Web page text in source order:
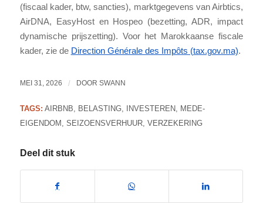
(fiscaal kader, btw, sancties), marktgegevens van Airbtics,
AirDNA, EasyHost en Hospeo (bezetting, ADR, impact
dynamische prijszetting). Voor het Marokkaanse fiscale
kader, zie de Direction Générale des Impôts (tax.gov.ma).
MEI 31, 2026 / DOOR SWANN
TAGS: AIRBNB BELASTING, INVESTEREN, MEDE-
EIGENDOM SEIZOENSVERHUUR, VERZEKERING
Deel dit stuk